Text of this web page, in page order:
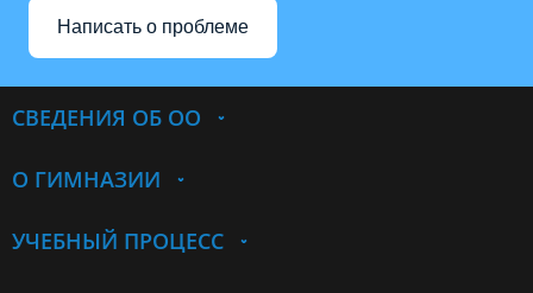
Написать о проблеме
СВЕДЕНИЯ ОБ ОО
О ГИМНАЗИИ
УЧЕБНЫЙ ПРОЦЕСС